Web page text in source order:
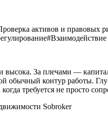
активов и правовых
#
За плечами —
контур работы.
требуется не просто
Sobroker